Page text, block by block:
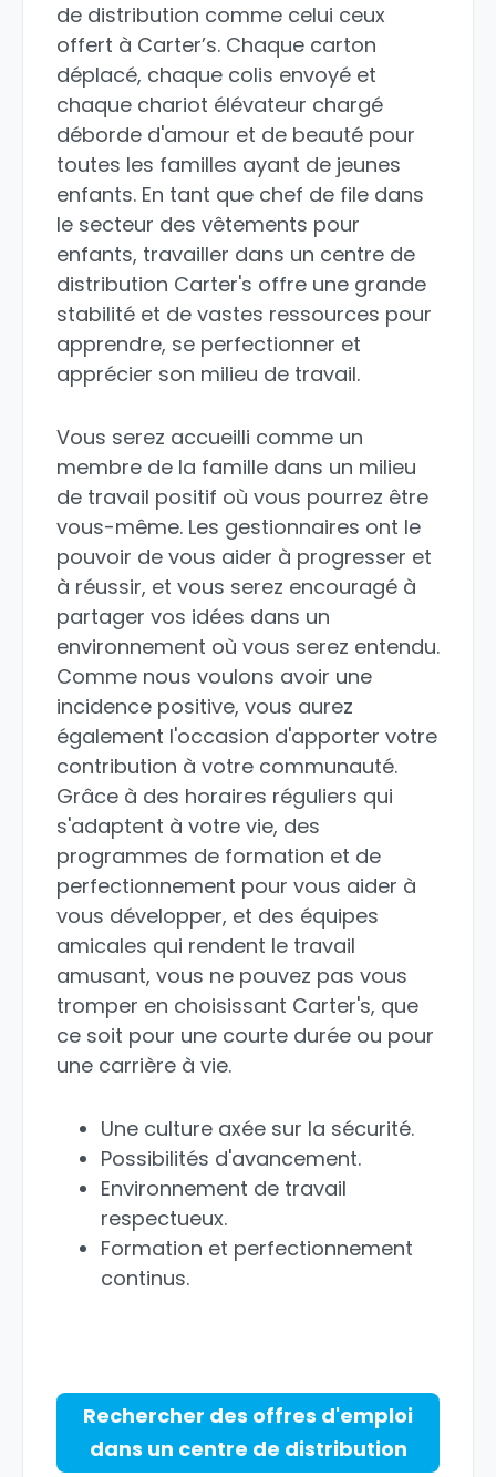
de distribution comme celui ceux
offert à Carter’s. Chaque carton
déplacé, chaque colis envoyé et
chaque chariot élévateur chargé
déborde d'amour et de beauté pour
toutes les familles ayant de jeunes
enfants. En tant que chef de file dans
le secteur des vêtements pour
enfants, travailler dans un centre de
distribution Carter's offre une grande
stabilité et de vastes ressources pour
apprendre, se perfectionner et
apprécier son milieu de travail.
Vous serez accueilli comme un
membre de la famille dans un milieu
de travail positif où vous pourrez être
vous-même. Les gestionnaires ont le
pouvoir de vous aider à progresser et
à réussir, et vous serez encouragé à
partager vos idées dans un
environnement où vous serez entendu.
Comme nous voulons avoir une
incidence positive, vous aurez
également l'occasion d'apporter votre
contribution à votre communauté.
Grâce à des horaires réguliers qui
s'adaptent à votre vie, des
programmes de formation et de
perfectionnement pour vous aider à
vous développer, et des équipes
amicales qui rendent le travail
amusant, vous ne pouvez pas vous
tromper en choisissant Carter's, que
ce soit pour une courte durée ou pour
une carrière à vie.
Une culture axée sur la sécurité.
Possibilités d'avancement.
Environnement de travail
respectueux.
Formation et perfectionnement
continus.
Rechercher des offres d'emploi
dans un centre de distribution